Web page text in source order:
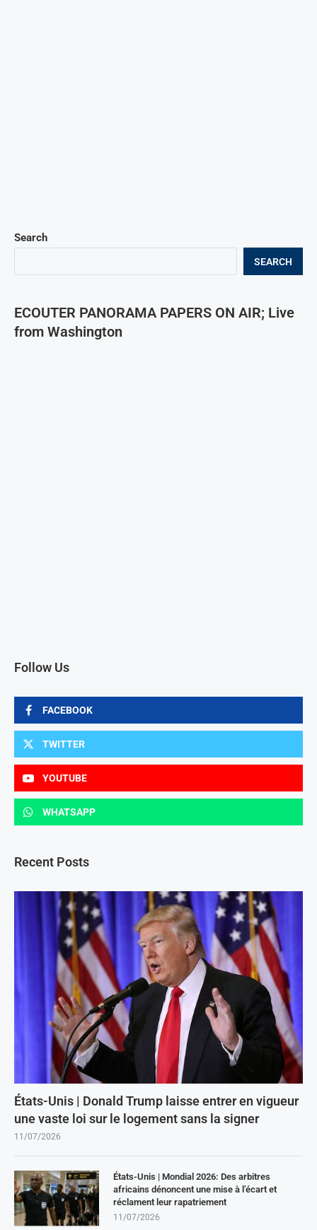
Search
SEARCH
ECOUTER PANORAMA PAPERS ON AIR; Live
from Washington
Follow Us
FACEBOOK
TWITTER
YOUTUBE
WHATSAPP
Recent Posts
États-Unis | Donald Trump laisse entrer en vigueur
une vaste loi sur le logement sans la signer
11/07/2026
États-Unis | Mondial 2026: Des arbitres
africains dénoncent une mise à l’écart et
réclament leur rapatriement
11/07/2026